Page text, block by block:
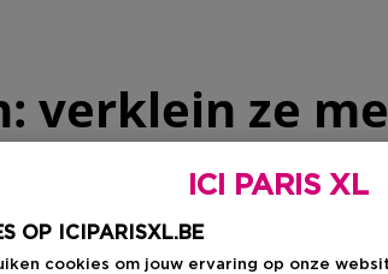
verklein ze
met make-up!
ICI PARIS XL
OP ICIPARISXL.BE
cookies om jouw ervaring op onze